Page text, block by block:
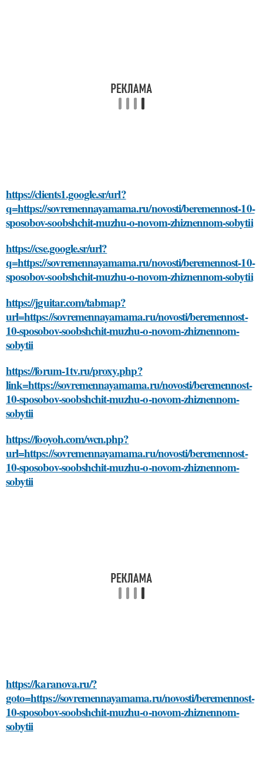
https://clients1.google.sr/url?
q=https://sovremennayamama.ru/novosti/beremennost-10-
sposobov-soobshchit-muzhu-o-novom-zhiznennom-sobytii
https://cse.google.sr/url?
q=https://sovremennayamama.ru/novosti/beremennost-10-
sposobov-soobshchit-muzhu-o-novom-zhiznennom-sobytii
https://jguitar.com/tabmap?
url=https://sovremennayamama.ru/novosti/beremennost-
10-sposobov-soobshchit-muzhu-o-novom-zhiznennom-
sobytii
https://forum-1tv.ru/proxy.php?
link=https://sovremennayamama.ru/novosti/beremennost-
10-sposobov-soobshchit-muzhu-o-novom-zhiznennom-
sobytii
https://fooyoh.com/wcn.php?
url=https://sovremennayamama.ru/novosti/beremennost-
10-sposobov-soobshchit-muzhu-o-novom-zhiznennom-
sobytii
https://karanova.ru/?
goto=https://sovremennayamama.ru/novosti/beremennost-
10-sposobov-soobshchit-muzhu-o-novom-zhiznennom-
sobytii